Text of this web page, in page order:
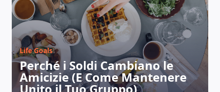
PORTAFOGLI
Life Goals
Perché i Soldi Cambiano le
Amicizie (E Come Mantenere